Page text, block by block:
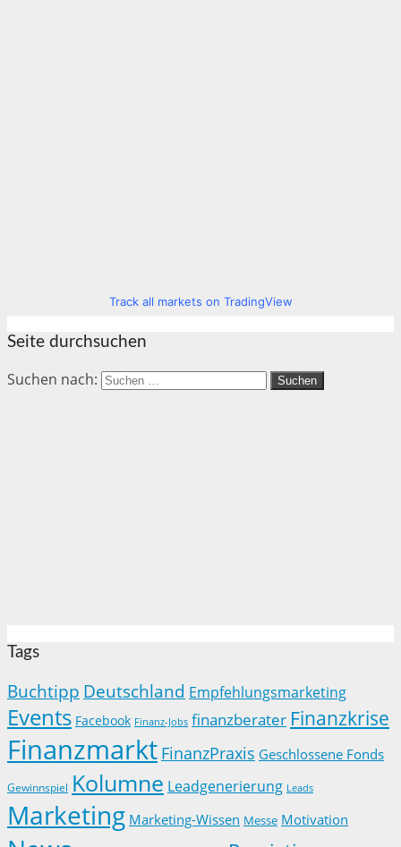
Track all markets on TradingView
Seite durchsuchen
Suchen nach:
Tags
Buchtipp Deutschland Empfehlungsmarketing
Events Facebook Finanz-Jobs finanzberater Finanzkrise
Finanzmarkt FinanzPraxis Geschlossene Fonds
Gewinnspiel Kolumne Leadgenerierung Leads
Marketing Marketing-Wissen Messe Motivation